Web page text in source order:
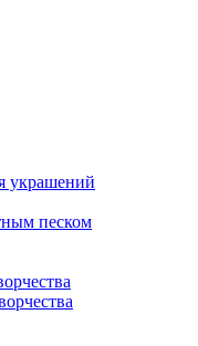
украшений
песком